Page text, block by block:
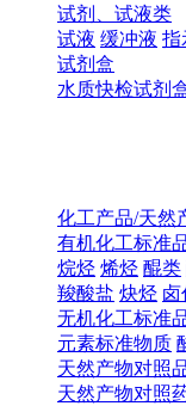
试剂、试液类
试液 缓冲液 指
试剂盒
水质快检试剂
化工产品/天然
有机化工标准
烷烃 烯烃 醌类
羧酸盐 炔烃 卤
无机化工标准
元素标准物质
天然产物对照
天然产物对照